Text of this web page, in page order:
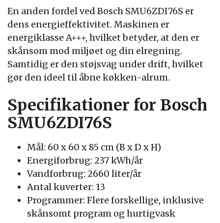
En anden fordel ved Bosch SMU6ZDI76S er
dens energieffektivitet. Maskinen er
energiklasse A+++, hvilket betyder, at den er
skånsom mod miljøet og din elregning.
Samtidig er den støjsvag under drift, hvilket
gør den ideel til åbne køkken-alrum.
Specifikationer for Bosch
SMU6ZDI76S
Mål: 60 x 60 x 85 cm (B x D x H)
Energiforbrug: 237 kWh/år
Vandforbrug: 2660 liter/år
Antal kuverter: 13
Programmer: Flere forskellige, inklusive
skånsomt program og hurtigvask